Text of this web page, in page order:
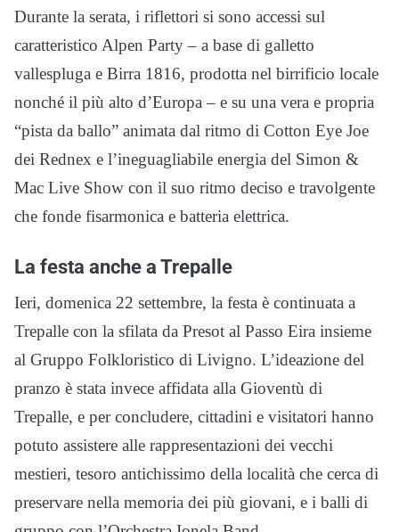
Durante la serata, i riflettori si sono accessi sul
caratteristico Alpen Party – a base di galletto
vallespluga e Birra 1816, prodotta nel birrificio locale
nonché il più alto d’Europa – e su una vera e propria
“pista da ballo” animata dal ritmo di Cotton Eye Joe
dei Rednex e l’ineguagliabile energia del Simon &
Mac Live Show con il suo ritmo deciso e travolgente
che fonde fisarmonica e batteria elettrica.
La festa anche a Trepalle
Ieri, domenica 22 settembre, la festa è continuata a
Trepalle con la sfilata da Presot al Passo Eira insieme
al Gruppo Folkloristico di Livigno. L’ideazione del
pranzo è stata invece affidata alla Gioventù di
Trepalle, e per concludere, cittadini e visitatori hanno
potuto assistere alle rappresentazioni dei vecchi
mestieri, tesoro antichissimo della località che cerca di
preservare nella memoria dei più giovani, e i balli di